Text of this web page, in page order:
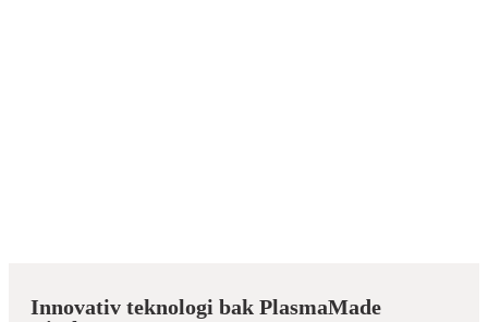
Innovativ teknologi bak PlasmaMade